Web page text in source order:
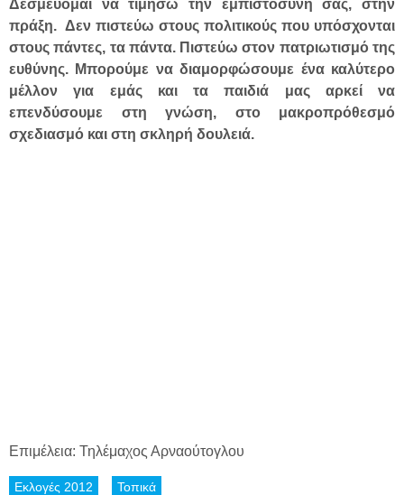
Δεσμεύομαι να τιμήσω την εμπιστοσύνη σας, στην
πράξη. Δεν πιστεύω στους πολιτικούς που υπόσχονται
στους πάντες, τα πάντα. Πιστεύω στον πατριωτισμό της
ευθύνης. Μπορούμε να διαμορφώσουμε ένα καλύτερο
μέλλον για εμάς και τα παιδιά μας αρκεί να
επενδύσουμε στη γνώση, στο μακροπρόθεσμό
σχεδιασμό και στη σκληρή δουλειά.
Επιμέλεια: Τηλέμαχος Αρναούτογλου
Εκλογές 2012 Τοπικά